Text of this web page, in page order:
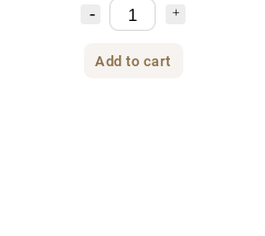
Add to cart